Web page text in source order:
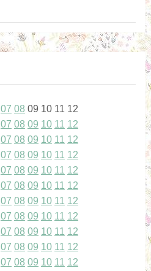
(8)
07 08 09 10 11 12
07 08 09 10 11 12
07 08 09 10 11 12
07 08 09 10 11 12
07 08 09 10 11 12
07 08 09 10 11 12
07 08 09 10 11 12
07 08 09 10 11 12
07 08 09 10 11 12
07 08 09 10 11 12
07 08 09 10 11 12